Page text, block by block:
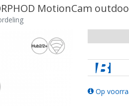
MotionCam
Op